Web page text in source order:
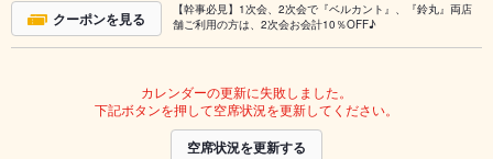
クーポンを見る
【幹事必見】1次会、2次会で『ベルカント』、『鈴丸』両店
舗ご利用の方は、2次会お会計10％OFF♪
カレンダーの更新に失敗しました。
下記ボタンを押して空席状況を更新してください。
空席状況を更新する